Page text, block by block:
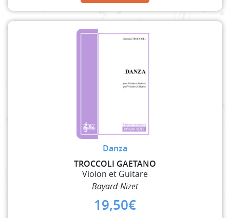
Danza
TROCCOLI GAETANO
Violon et Guitare
Bayard-Nizet
19,50€